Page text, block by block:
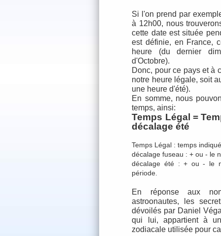
Si l'on prend par
à 12h00, nous
cette date est située
est définie, en France,
heure (du dernier
d'Octobre).
Donc, pour ce pays et à
notre heure légale, soit
une heure d'été).
En somme, nous
temps, ainsi:
Temps Légal =
décalage été
Temps Légal : temps
décalage fuseau : + ou - le
décalage été : + ou - le
période.
En réponse aux
astroonautes, les
dévoilés par Daniel
qui lui, appartient à
zodiacale utilisée pour